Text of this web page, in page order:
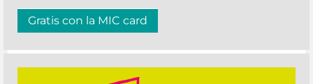
Gratis con la MIC card